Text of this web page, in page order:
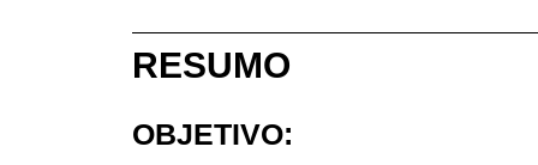
RESUMO
OBJETIVO: